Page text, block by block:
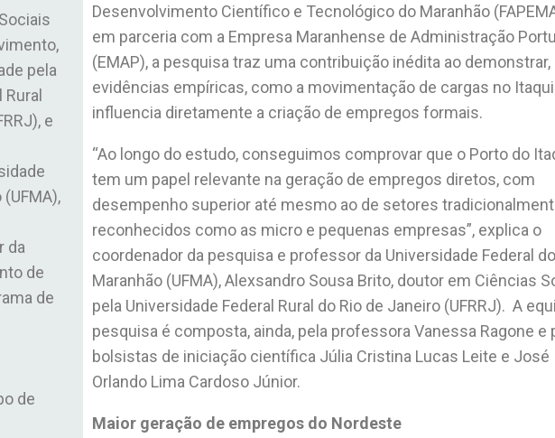
pela
e
da
de
de
de
Desenvolvimento Científico e Tecnológico do Maranhão
em parceria com a Empresa Maranhense de Administração
(EMAP), a pesquisa traz uma contribuição inédita ao
evidências empíricas, como a movimentação de cargas no Itaqui
influencia diretamente a criação de empregos formais.
“Ao longo do estudo, conseguimos comprovar que o Porto do
tem um papel relevante na geração de empregos diretos, com
desempenho superior até mesmo ao de setores
reconhecidos como as micro e pequenas empresas”, explica o
coordenador da pesquisa e professor da Universidade Federal do
Maranhão (UFMA),Alexsandro Sousa Brito, doutor em Ciências
pela Universidade Federal Rural do Rio de Janeiro (UFRRJ). A
pesquisa é composta, ainda, pela professora Vanessa Ragone e
bolsistas de iniciação científica Júlia Cristina Lucas Leite e José
Orlando Lima Cardoso Júnior.
Maior geração de empregos do Nordeste